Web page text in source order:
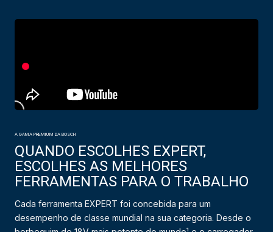
A GAMA PREMIUM DA BOSCH
QUANDO ESCOLHES EXPERT,
ESCOLHES AS MELHORES
FERRAMENTAS PARA O TRABALHO
Cada ferramenta EXPERT foi concebida para um
desempenho de classe mundial na sua categoria. Desde o